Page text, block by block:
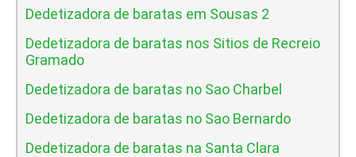
Dedetizadora de baratas em Sousas 2
Dedetizadora de baratas nos Sitios de Recreio
Gramado
Dedetizadora de baratas no Sao Charbel
Dedetizadora de baratas no Sao Bernardo
Dedetizadora de baratas na Santa Clara